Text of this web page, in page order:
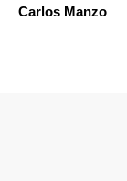
Carlos Manzo